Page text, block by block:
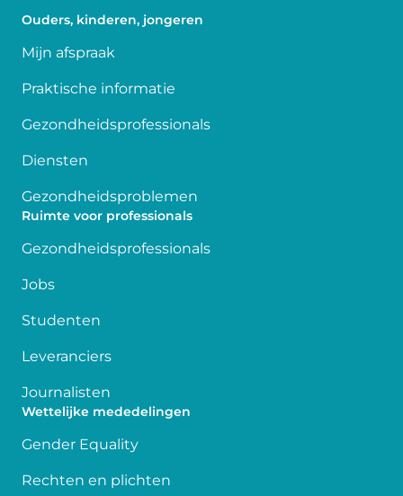
Ouders, kinderen, jongeren
Mijn afspraak
Praktische informatie
Gezondheidsprofessionals
Diensten
Gezondheidsproblemen
Ruimte voor professionals
Gezondheidsprofessionals
Jobs
Studenten
Leveranciers
Journalisten
Wettelijke mededelingen
Gender Equality
Rechten en plichten